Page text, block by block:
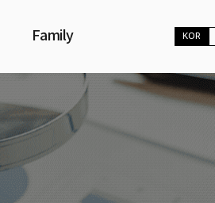
KOR
Family